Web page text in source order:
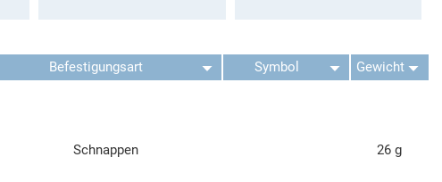
Befestigungsart Symbol Gewicht
Schnappen 26 g